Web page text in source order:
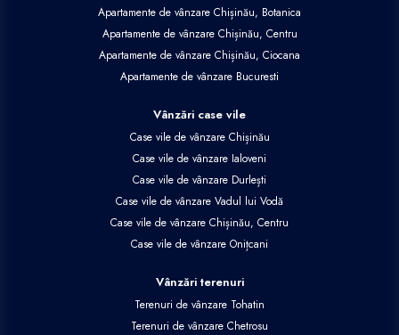
Apartamente de vânzare Chișinău, Botanica
Apartamente de vânzare Chișinău, Centru
Apartamente de vânzare Chișinău, Ciocana
Apartamente de vânzare Bucuresti
Vânzări case vile
Case vile de vânzare Chișinău
Case vile de vânzare Ialoveni
Case vile de vânzare Durlești
Case vile de vânzare Vadul lui Vodă
Case vile de vânzare Chișinău, Centru
Case vile de vânzare Onițcani
Vânzări terenuri
Terenuri de vânzare Tohatin
Terenuri de vânzare Chetrosu